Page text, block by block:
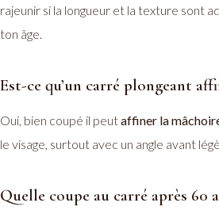
rajeunir si la longueur et la texture sont
ton âge.
Est-ce qu’un carré plongeant
Oui, bien coupé il peutaffiner la
le visage, surtout avec un angle avant
Quelle coupe au carré après 60